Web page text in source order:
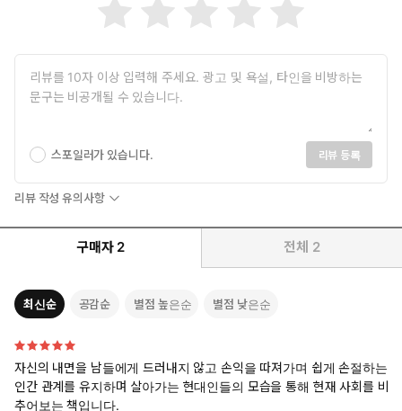
스포일러가 있습니다. 리뷰 등록
리뷰 작성 유의사항
구매자 2 전체 2
최신순 공감순 별점 높은순 별점 낮은순
자신의 내면을 남들에게 드러내지 않고 손익을 따져가며 쉽게 손절하는
인간 관계를 유지하며 살아가는 현대인들의 모습을 통해 현재 사회를 비
추어보는 책입니다.